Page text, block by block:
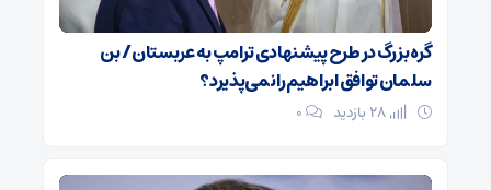
گره بزرگ در طرح پیشنهادی ترامپ به عربستان / بن
سلمان توافق ابراهیم را نمی‌پذیرد؟
۰